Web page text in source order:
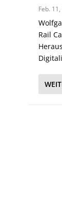
Feb.
Rail